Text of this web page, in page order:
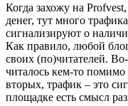
Когда захожу на
денег, тут много
сигнализируют о
Как правило, любой
своих (по)читателей.
читалось кем-то
вторых, трафик – это
площадке есть смысл